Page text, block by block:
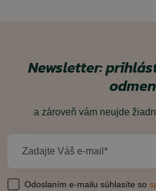
Newsletter:
a zároveň vám neujde
Zadajte Váš e-mail*
Odoslaním e-mailu súhlasíte so